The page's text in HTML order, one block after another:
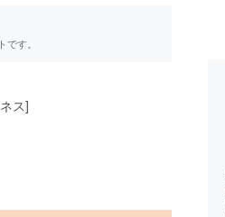
す。
ス]